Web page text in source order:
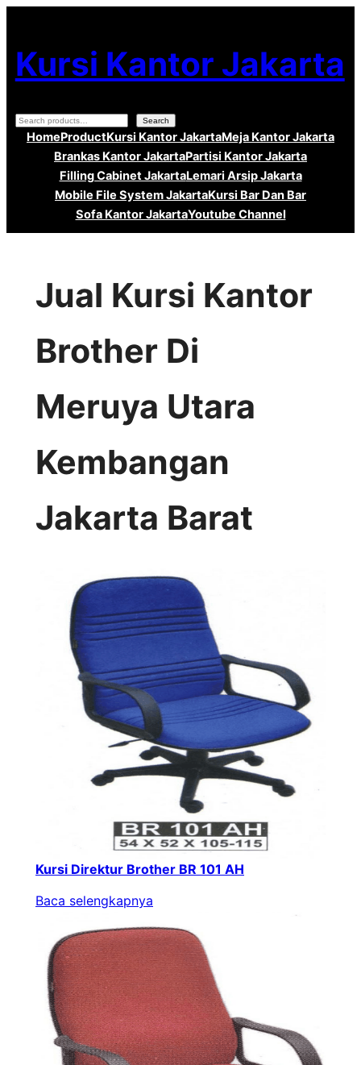
ke
konten
Kursi Kantor Jakarta
Search Search
HomeProductKursi Kantor JakartaMeja Kantor Jakarta
Brankas Kantor JakartaPartisi Kantor Jakarta
Filling Cabinet JakartaLemari Arsip Jakarta
Mobile File System JakartaKursi Bar Dan Bar
Sofa Kantor JakartaYoutube Channel
Jual Kursi Kantor
Brother Di
Meruya Utara
Kembangan
Jakarta Barat
Kursi Direktur Brother BR 101 AH
Baca selengkapnya